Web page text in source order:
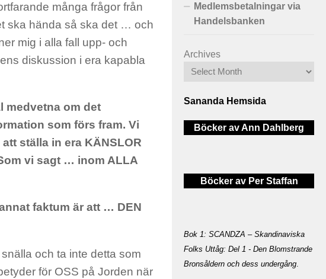
många frågor från
ska hända så ska det … och
mig i alla fall upp- och
diskussion i era kapabla
medvetna om det
som förs fram. Vi
ställa in era KÄNSLOR
vi sagt … inom ALLA
faktum är att … DEN
och ta inte detta som
för OSS på Jorden när
Medlemsbetalningar via
Handelsbanken
Archives
Sananda Hemsida
Böcker av Ann Dahlberg
Böcker av Per Staffan
Bok 1: SCANDZA – Skandinaviska
Folks Uttåg: Del 1 - Den Blomstrande
Bronsåldern och dess undergång.